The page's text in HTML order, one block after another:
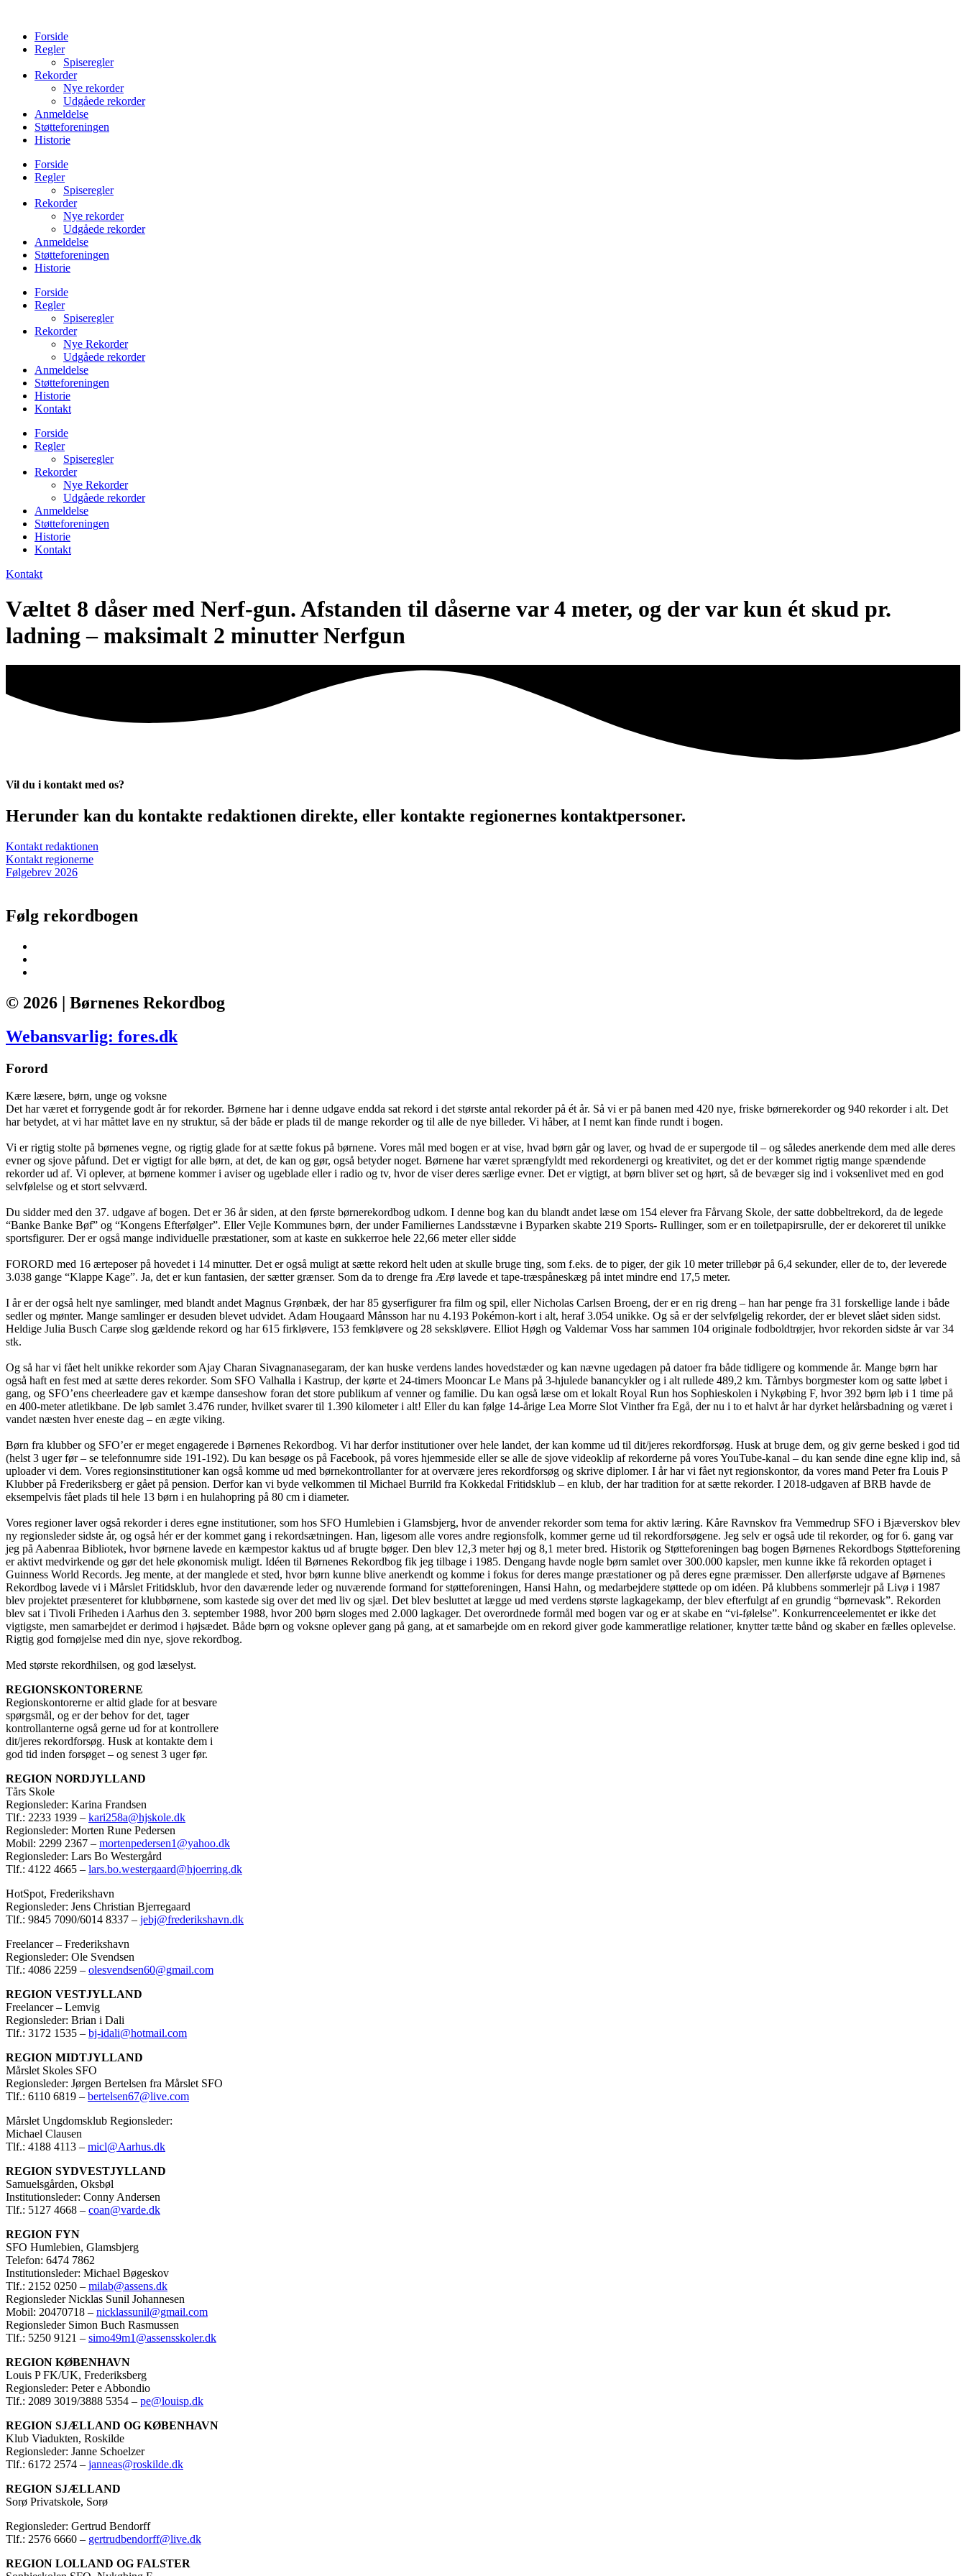
indholdForside
Regler
Spiseregler
Rekorder
Nye rekorder
Udgåede rekorder
Anmeldelse
Støtteforeningen
Historie
Forside
Regler
Spiseregler
Rekorder
Nye rekorder
Udgåede rekorder
Anmeldelse
Støtteforeningen
Historie
Forside
Regler
Spiseregler
Rekorder
Nye Rekorder
Udgåede rekorder
Anmeldelse
Støtteforeningen
Historie
Kontakt
Forside
Regler
Spiseregler
Rekorder
Nye Rekorder
Udgåede rekorder
Anmeldelse
Støtteforeningen
Historie
Kontakt
Kontakt
Væltet 8 dåser med Nerf-gun. Afstanden til dåserne var 4 meter, og der var kun ét skud pr.
ladning – maksimalt 2 minutter Nerfgun
Vil du i kontakt med os?
Herunder kan du kontakte redaktionen direkte, eller kontakte regionernes kontaktpersoner.
Kontakt redaktionen
Kontakt regionerne
Følgebrev 2026
Følg rekordbogen
© 2026 | Børnenes Rekordbog
Webansvarlig: fores.dk
Forord
Kære læsere, børn, unge og voksne
Det har været et forrygende godt år for rekorder. Børnene har i denne udgave endda sat rekord i det største antal rekorder på ét år. Så vi er på banen med 420 nye, friske børnerekorder og 940 rekorder i alt. Det
har betydet, at vi har måttet lave en ny struktur, så der både er plads til de mange rekorder og til alle de nye billeder. Vi håber, at I nemt kan finde rundt i bogen.
Vi er rigtig stolte på børnenes vegne, og rigtig glade for at sætte fokus på børnene. Vores mål med bogen er at vise, hvad børn går og laver, og hvad de er supergode til – og således anerkende dem med alle deres
evner og sjove påfund. Det er vigtigt for alle børn, at det, de kan og gør, også betyder noget. Børnene har været sprængfyldt med rekordenergi og kreativitet, og det er der kommet rigtig mange spændende
rekorder ud af. Vi oplever, at børnene kommer i aviser og ugeblade eller i radio og tv, hvor de viser deres særlige evner. Det er vigtigt, at børn bliver set og hørt, så de bevæger sig ind i voksenlivet med en god
selvfølelse og et stort selvværd.
Du sidder med den 37. udgave af bogen. Det er 36 år siden, at den første børnerekordbog udkom. I denne bog kan du blandt andet læse om 154 elever fra Fårvang Skole, der satte dobbeltrekord, da de legede
“Banke Banke Bøf” og “Kongens Efterfølger”. Eller Vejle Kommunes børn, der under Familiernes Landsstævne i Byparken skabte 219 Sports- Rullinger, som er en toiletpapirsrulle, der er dekoreret til unikke
sportsfigurer. Der er også mange individuelle præstationer, som at kaste en sukkerroe hele 22,66 meter eller sidde
FORORD med 16 ærteposer på hovedet i 14 minutter. Det er også muligt at sætte rekord helt uden at skulle bruge ting, som f.eks. de to piger, der gik 10 meter trillebør på 6,4 sekunder, eller de to, der leverede
3.038 gange “Klappe Kage”. Ja, det er kun fantasien, der sætter grænser. Som da to drenge fra Ærø lavede et tape-træspåneskæg på intet mindre end 17,5 meter.
I år er der også helt nye samlinger, med blandt andet Magnus Grønbæk, der har 85 gyserfigurer fra film og spil, eller Nicholas Carlsen Broeng, der er en rig dreng – han har penge fra 31 forskellige lande i både
sedler og mønter. Mange samlinger er desuden blevet udvidet. Adam Hougaard Månsson har nu 4.193 Pokémon-kort i alt, heraf 3.054 unikke. Og så er der selvfølgelig rekorder, der er blevet slået siden sidst.
Heldige Julia Busch Carøe slog gældende rekord og har 615 firkløvere, 153 femkløvere og 28 sekskløvere. Elliot Høgh og Valdemar Voss har sammen 104 originale fodboldtrøjer, hvor rekorden sidste år var 34
stk.
Og så har vi fået helt unikke rekorder som Ajay Charan Sivagnanasegaram, der kan huske verdens landes hovedstæder og kan nævne ugedagen på datoer fra både tidligere og kommende år. Mange børn har
også haft en fest med at sætte deres rekorder. Som SFO Valhalla i Kastrup, der kørte et 24-timers Mooncar Le Mans på 3-hjulede banancykler og i alt rullede 489,2 km. Tårnbys borgmester kom og satte løbet i
gang, og SFO’ens cheerleadere gav et kæmpe danseshow foran det store publikum af venner og familie. Du kan også læse om et lokalt Royal Run hos Sophieskolen i Nykøbing F, hvor 392 børn løb i 1 time på
en 400-meter atletikbane. De løb samlet 3.476 runder, hvilket svarer til 1.390 kilometer i alt! Eller du kan følge 14-årige Lea Morre Slot Vinther fra Egå, der nu i to et halvt år har dyrket helårsbadning og været i
vandet næsten hver eneste dag – en ægte viking.
Børn fra klubber og SFO’er er meget engagerede i Børnenes Rekordbog. Vi har derfor institutioner over hele landet, der kan komme ud til dit/jeres rekordforsøg. Husk at bruge dem, og giv gerne besked i god tid
(helst 3 uger før – se telefonnumre side 191-192). Du kan besøge os på Facebook, på vores hjemmeside eller se alle de sjove videoklip af rekorderne på vores YouTube-kanal – du kan sende dine egne klip ind, så
uploader vi dem. Vores regionsinstitutioner kan også komme ud med børnekontrollanter for at overvære jeres rekordforsøg og skrive diplomer. I år har vi fået nyt regionskontor, da vores mand Peter fra Louis P
Klubber på Frederiksberg er gået på pension. Derfor kan vi byde velkommen til Michael Burrild fra Kokkedal Fritidsklub – en klub, der har tradition for at sætte rekorder. I 2018-udgaven af BRB havde de
eksempelvis fået plads til hele 13 børn i en hulahopring på 80 cm i diameter.
Vores regioner laver også rekorder i deres egne institutioner, som hos SFO Humlebien i Glamsbjerg, hvor de anvender rekorder som tema for aktiv læring. Kåre Ravnskov fra Vemmedrup SFO i Bjæverskov blev
ny regionsleder sidste år, og også hér er der kommet gang i rekordsætningen. Han, ligesom alle vores andre regionsfolk, kommer gerne ud til rekordforsøgene. Jeg selv er også ude til rekorder, og for 6. gang var
jeg på Aabenraa Bibliotek, hvor børnene lavede en kæmpestor kaktus ud af brugte bøger. Den blev 12,3 meter høj og 8,1 meter bred. Historik og Støtteforeningen bag bogen Børnenes Rekordbogs Støtteforening
er aktivt medvirkende og gør det hele økonomisk muligt. Idéen til Børnenes Rekordbog fik jeg tilbage i 1985. Dengang havde nogle børn samlet over 300.000 kapsler, men kunne ikke få rekorden optaget i
Guinness World Records. Jeg mente, at der manglede et sted, hvor børn kunne blive anerkendt og komme i fokus for deres mange præstationer og på deres egne præmisser. Den allerførste udgave af Børnenes
Rekordbog lavede vi i Mårslet Fritidsklub, hvor den daværende leder og nuværende formand for støtteforeningen, Hansi Hahn, og medarbejdere støttede op om idéen. På klubbens sommerlejr på Livø i 1987
blev projektet præsenteret for klubbørnene, som kastede sig over det med liv og sjæl. Det blev besluttet at lægge ud med verdens største lagkagekamp, der blev efterfulgt af en grundig “børnevask”. Rekorden
blev sat i Tivoli Friheden i Aarhus den 3. september 1988, hvor 200 børn sloges med 2.000 lagkager. Det overordnede formål med bogen var og er at skabe en “vi-følelse”. Konkurrenceelementet er ikke det
vigtigste, men samarbejdet er derimod i højsædet. Både børn og voksne oplever gang på gang, at et samarbejde om en rekord giver gode kammeratlige relationer, knytter tætte bånd og skaber en fælles oplevelse.
Rigtig god fornøjelse med din nye, sjove rekordbog.
Med største rekordhilsen, og god læselyst.
REGIONSKONTORERNE
Regionskontorerne er altid glade for at besvare
spørgsmål, og er der behov for det, tager
kontrollanterne også gerne ud for at kontrollere
dit/jeres rekordforsøg. Husk at kontakte dem i
god tid inden forsøget – og senest 3 uger før.
REGION NORDJYLLAND
Tårs Skole
Regionsleder: Karina Frandsen
Tlf.: 2233 1939 – kari258a@hjskole.dk
Regionsleder: Morten Rune Pedersen
Mobil: 2299 2367 – mortenpedersen1@yahoo.dk
Regionsleder: Lars Bo Westergård
Tlf.: 4122 4665 – lars.bo.westergaard@hjoerring.dk
HotSpot, Frederikshavn
Regionsleder: Jens Christian Bjerregaard
Tlf.: 9845 7090/6014 8337 – jebj@frederikshavn.dk
Freelancer – Frederikshavn
Regionsleder: Ole Svendsen
Tlf.: 4086 2259 – olesvendsen60@gmail.com
REGION VESTJYLLAND
Freelancer – Lemvig
Regionsleder: Brian i Dali
Tlf.: 3172 1535 – bj-idali@hotmail.com
REGION MIDTJYLLAND
Mårslet Skoles SFO
Regionsleder: Jørgen Bertelsen fra Mårslet SFO
Tlf.: 6110 6819 – bertelsen67@live.com
Mårslet Ungdomsklub Regionsleder:
Michael Clausen
Tlf.: 4188 4113 – micl@Aarhus.dk
REGION SYDVESTJYLLAND
Samuelsgården, Oksbøl
Institutionsleder: Conny Andersen
Tlf.: 5127 4668 – coan@varde.dk
REGION FYN
SFO Humlebien, Glamsbjerg
Telefon: 6474 7862
Institutionsleder: Michael Bøgeskov
Tlf.: 2152 0250 – milab@assens.dk
Regionsleder Nicklas Sunil Johannesen
Mobil: 20470718 – nicklassunil@gmail.com
Regionsleder Simon Buch Rasmussen
Tlf.: 5250 9121 – simo49m1@assensskoler.dk
REGION KØBENHAVN
Louis P FK/UK, Frederiksberg
Regionsleder: Peter e Abbondio
Tlf.: 2089 3019/3888 5354 – pe@louisp.dk
REGION SJÆLLAND OG KØBENHAVN
Klub Viadukten, Roskilde
Regionsleder: Janne Schoelzer
Tlf.: 6172 2574 – janneas@roskilde.dk
REGION SJÆLLAND
Sorø Privatskole, Sorø
Regionsleder: Gertrud Bendorff
Tlf.: 2576 6660 – gertrudbendorff@live.dk
REGION LOLLAND OG FALSTER